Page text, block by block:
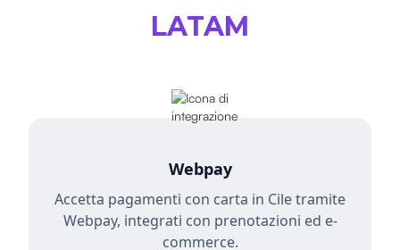
LATAM
Webpay
Accetta pagamenti con carta in Cile tramite
Webpay, integrati con prenotazioni ed e-
commerce.